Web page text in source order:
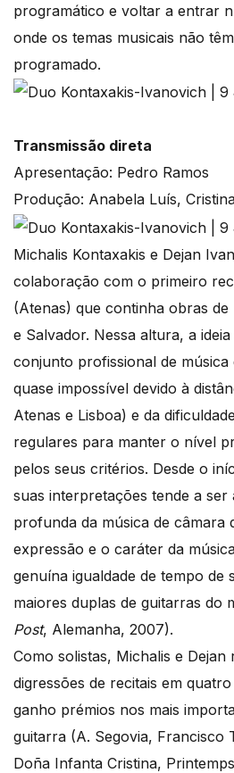
programático e voltar a entrar
onde os temas musicais não
programado.
Transmissão direta
Apresentação: Pedro Ramos
Produção: Anabela Luís,
Michalis Kontaxakis e Dejan
colaboração com o primeiro
(Atenas) que continha obras
e Salvador. Nessa altura, a
conjunto profissional de música
quase impossível devido à
Atenas e Lisboa) e da
regulares para manter o nível
pelos seus critérios. Desde o
suas interpretações tende a ser
profunda da música de câmara
expressão e o caráter da
genuína igualdade de tempo de
maiores duplas de guitarras do
Post, Alemanha, 2007).
Como solistas, Michalis e Dejan
digressões de recitais em
ganho prémios nos mais
guitarra (A. Segovia, Francisco
Doña Infanta Cristina,